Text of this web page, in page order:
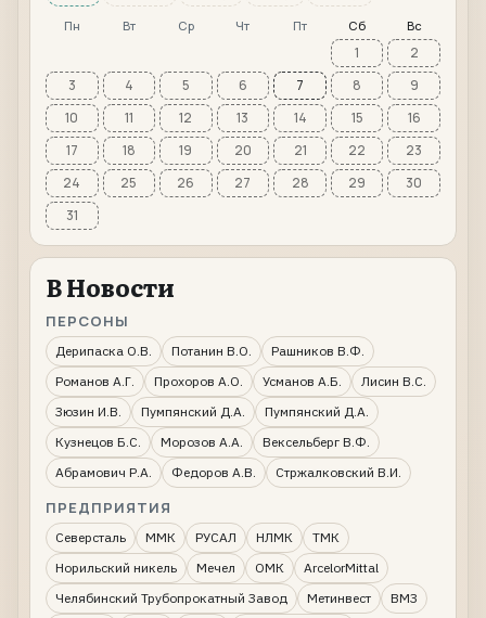
Пн Вт Ср Чт Пт Сб Вс
1
2
3
4 5 6 7 8
9
10
11 12 13 14 15
16
17
18 19 20 21 22
23
24
25 26 27 28 29
30
31
В Новости
ПЕРСОНЫ
Дерипаска О.В. Потанин В.О.
Рашников В.Ф.
Романов А.Г.
Прохоров А.О. Усманов А.Б.
Лисин В.С.
Зюзин И.В.
Пумпянский Д.А.
Пумпянский Д.А.
Кузнецов Б.С.
Морозов А.А.
Вексельберг В.Ф.
Абрамович Р.А.
Федоров А.В. Стржалковский В.И.
ПРЕДПРИЯТИЯ
Северсталь ММК РУСАЛ НЛМК
ТМК
Норильский никель
Мечел ОМК
ArcelorMittal
Челябинский Трубопрокатный Завод
Метинвест
ВМЗ